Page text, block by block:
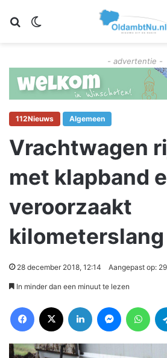
Zoeken
- advertentie -
112Nieuws Algemeen
Vrachtwagen
met klapband
veroorzaakt
28 december 2018, 12:14 Aangepast op:
In minder dan een minuut te lezen